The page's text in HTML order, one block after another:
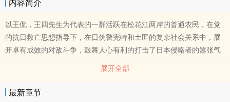
内容简介
以王侃，王四先生为代表的一群活跃在松花江两岸的普通农民，在党
的抗日救亡思想指导下，在日伪警宪特和土匪的复杂社会关系中，展
开卓有成效的对敌斗争，鼓舞人心有利的打击了日本侵略者的嚣张气
焰，在东北抗战史上留下了光辉的一页。
展开全部
最新章节